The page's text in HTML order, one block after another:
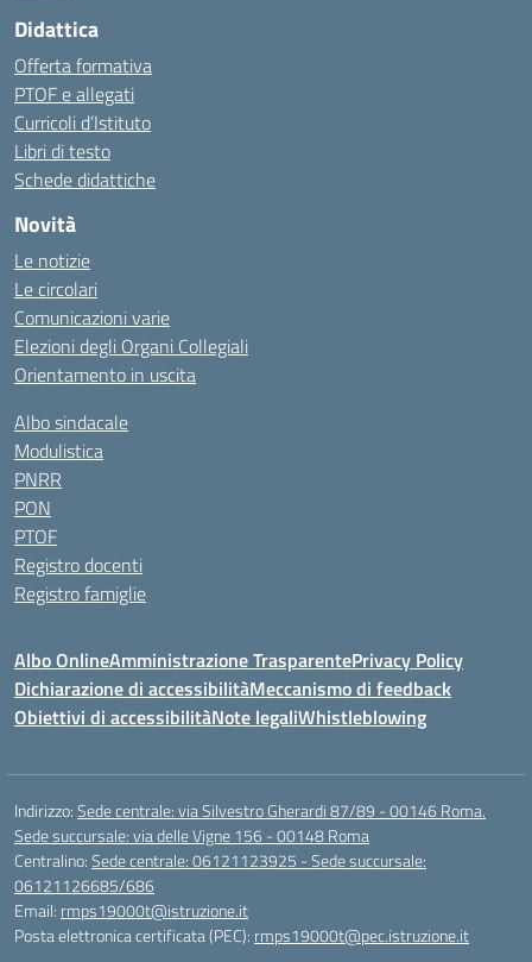
Didattica
Offerta formativa
PTOF e allegati
Curricoli d’Istituto
Libri di testo
Schede didattiche
Novità
Le notizie
Le circolari
Comunicazioni varie
Elezioni degli Organi Collegiali
Orientamento in uscita
Albo sindacale
Modulistica
PNRR
PON
PTOF
Registro docenti
Registro famiglie
Albo OnlineAmministrazione TrasparentePrivacy Policy
Dichiarazione di accessibilitàMeccanismo di feedback
Obiettivi di accessibilitàNote legaliWhistleblowing
Indirizzo:Sede centrale: via Silvestro Gherardi 87/89 - 00146 Roma.
Sede succursale: via delle Vigne 156 - 00148 Roma
Centralino:Sede centrale: 06121123925 - Sede succursale:
06121126685/686
Email: rmps19000t@istruzione.it
Posta elettronica certificata (PEC): rmps19000t@pec.istruzione.it